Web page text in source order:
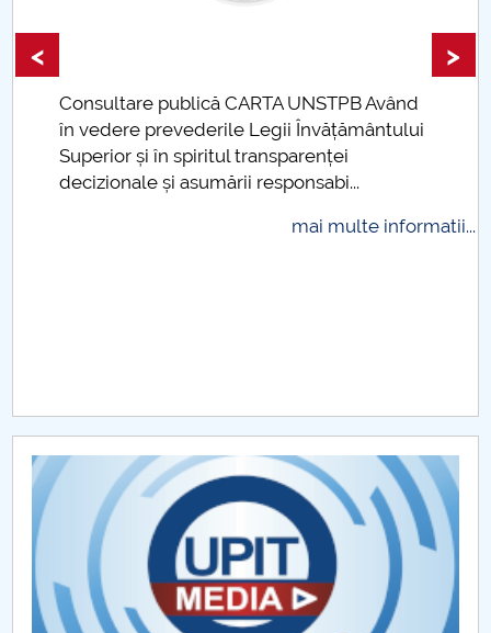
Centrul de Consiliere și Orientare în Carieră
Chestionar angajabilitate ALUMNI – UPB
CAR2026
Consultare publică CARTA UNSTPB Având
în vedere prevederile Legii Învățământului
Superior și în spiritul transparenței
decizionale și asumării responsabi...
mai multe informatii...
< >